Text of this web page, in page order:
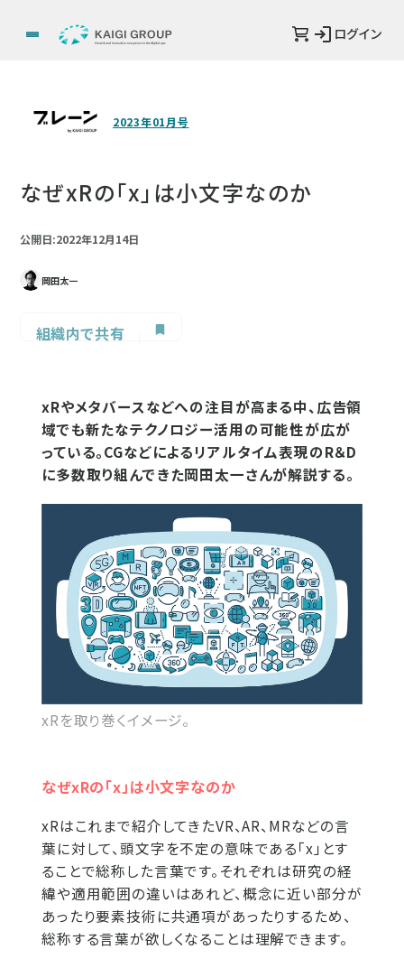
ログイン
2023年01月号
なぜxRの「x」は小文字なのか
公開日:2022年12月14日
岡田太一
組織内で共有
xRやメタバースなどへの注目が高まる中、広告領
域でも新たなテクノロジー活用の可能性が広が
っている。CGなどによるリアルタイム表現のR＆D
に多数取り組んできた岡田太一さんが解説する。
xRを取り巻くイメージ。
なぜxRの「x」は小文字なのか
xRはこれまで紹介してきたVR、AR、MRなどの言
葉に対して、頭文字を不定の意味である「x」とす
ることで総称した言葉です。それぞれは研究の経
緯や適用範囲の違いはあれど、概念に近い部分が
あったり要素技術に共通項があったりするため、
総称する言葉が欲しくなることは理解できます。